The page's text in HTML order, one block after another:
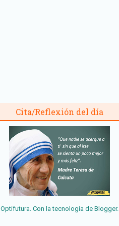
Cita/Reflexión del día
Optifutura. Con la tecnología de Blogger.